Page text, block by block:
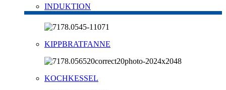
INDUKTION
KIPPBRATFANNE
KOCHKESSEL